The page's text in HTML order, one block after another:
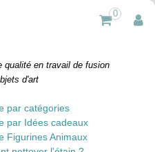
qualité en travail de fusion
d'art
0
par catégories
par Idées cadeaux
Figurines Animaux